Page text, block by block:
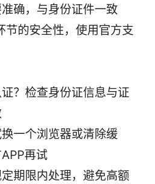
确，与身份证件一致
节的安全性，使用官方支
？检查身份证信息与证
一个浏览器或清除缓
再试
期限内处理，避免高额